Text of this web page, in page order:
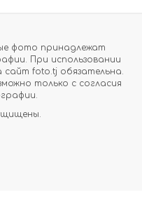
фото принадлежат
При использовании
сайт foto.tj обязательна.
только с согласия